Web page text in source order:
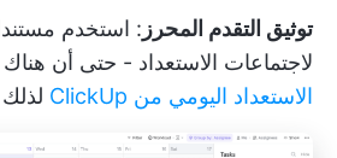
توثيق التقدم المحرز
لاجتماعات الاستعداد - حتى أن هناك
الاستعداد اليومي من ClickUp
لذلك